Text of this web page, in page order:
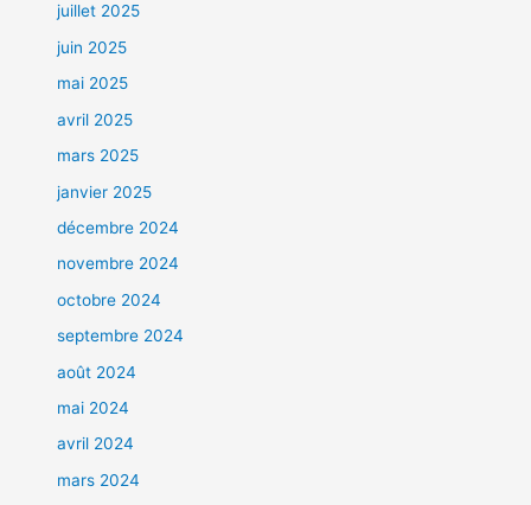
juillet 2025
juin 2025
mai 2025
avril 2025
mars 2025
janvier 2025
décembre 2024
novembre 2024
octobre 2024
septembre 2024
août 2024
mai 2024
avril 2024
mars 2024